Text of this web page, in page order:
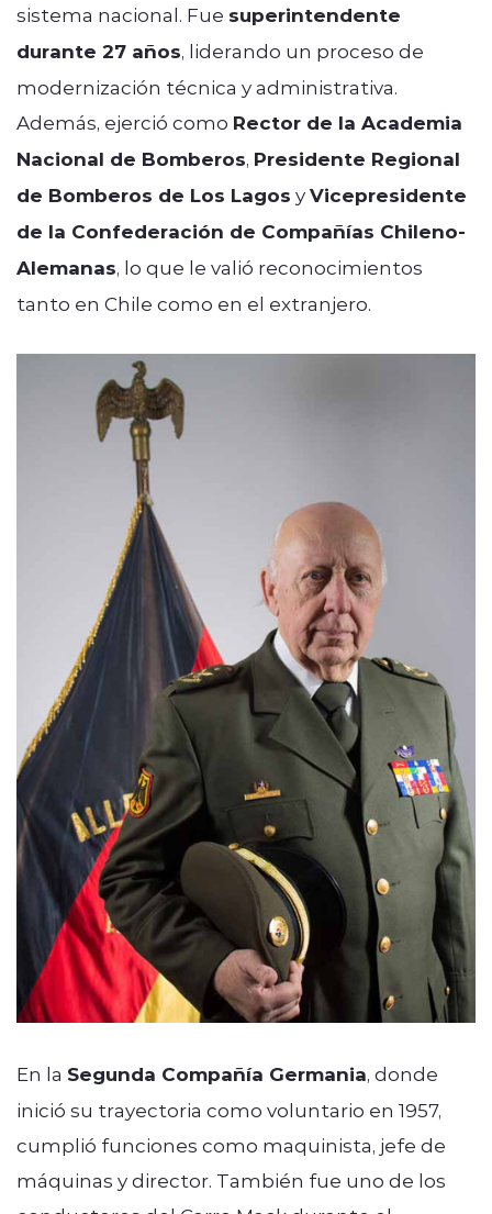
sistema nacional. Fue superintendente
durante 27 años, liderando un proceso de
modernización técnica y administrativa.
Además, ejerció como Rector de la Academia
Nacional de Bomberos, Presidente Regional
de Bomberos de Los Lagos yVicepresidente
de la Confederación de Compañías Chileno-
Alemanas, lo que le valió reconocimientos
tanto en Chile como en el extranjero.
En la Segunda Compañía Germania, donde
inició su trayectoria como voluntario en 1957,
cumplió funciones como maquinista, jefe de
máquinas y director. También fue uno de los